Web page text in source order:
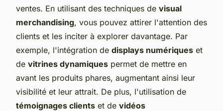
ventes. En utilisant des techniques de visual
merchandising, vous pouvez attirer l'attention des
clients et les inciter à explorer davantage. Par
exemple, l'intégration de displays numériques et
de vitrines dynamiques permet de mettre en
avant les produits phares, augmentant ainsi leur
visibilité et leur attrait. De plus, l'utilisation de
témoignages clients et de vidéos